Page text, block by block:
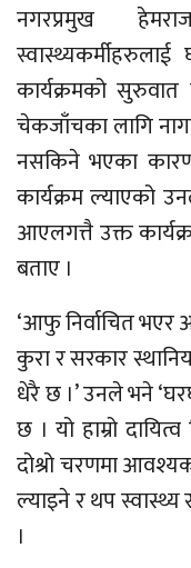
नगरप्रमुख
कार्यक्रमको
चेकजाँचका लागि
नसकिने भएका
कार्यक्रम ल्याएको
आएलगत्तै उक्त
बताए ।
‘आफु निर्वाचित भएर
कुरा र सरकार
धेरै छ ।’ उनले भने
छ । यो हाम्रो
दोश्रो चरणमा
ल्याइने र थप स्वास्थ्य
।